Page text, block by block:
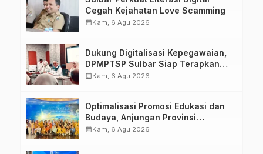
Cegah Kejahatan Love Scamming
calendar_monthKam, 6 Agu 2026
Dukung Digitalisasi Kepegawaian,
DPMPTSP Sulbar Siap Terapkan
Aplikasi FLEKSI ASN
calendar_monthKam, 6 Agu 2026
Optimalisasi Promosi Edukasi dan
Budaya, Anjungan Provinsi
Sulawesi Barat Perkuat Kolaborasi
calendar_monthKam, 6 Agu 2026